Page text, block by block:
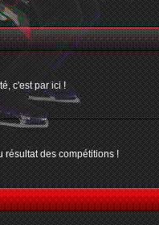
c'est par ici !
résultat des compétitions !